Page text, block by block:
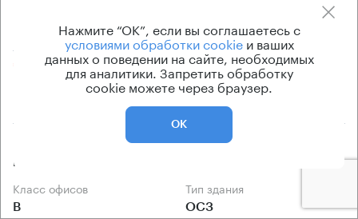
Москва, Курсовой переулок, 17
Кропоткинская → 730 м ~ 7 мин
210 м → Зачатьевский переулок
История предложений
по запросу
Ставка арендной платы
Класс офисов
B
Тип здания
ОСЗ
Нажмите “ОК”, если вы соглашаетесь с
условиями обработки cookieи ваших
данных о поведении на сайте, необходимых
для аналитики. Запретить обработку
cookie можете через браузер.
ОК